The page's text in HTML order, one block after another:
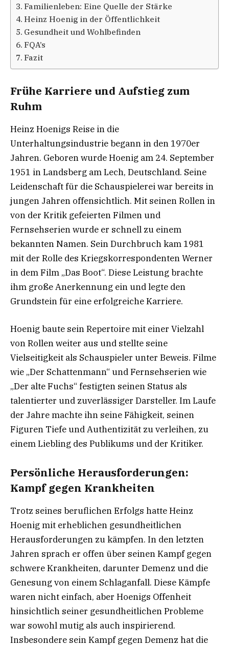
Familienleben: Eine Quelle der Stärke
Heinz Hoenig in der Öffentlichkeit
Gesundheit und Wohlbefinden
FQA’s
Fazit
Frühe Karriere und Aufstieg zum
Ruhm
Heinz Hoenigs Reise in die
Unterhaltungsindustrie begann in den 1970er
Jahren. Geboren wurde Hoenig am 24. September
1951 in Landsberg am Lech, Deutschland. Seine
Leidenschaft für die Schauspielerei war bereits in
jungen Jahren offensichtlich. Mit seinen Rollen in
von der Kritik gefeierten Filmen und
Fernsehserien wurde er schnell zu einem
bekannten Namen. Sein Durchbruch kam 1981
mit der Rolle des Kriegskorrespondenten Werner
in dem Film „Das Boot“. Diese Leistung brachte
ihm große Anerkennung ein und legte den
Grundstein für eine erfolgreiche Karriere.
Hoenig baute sein Repertoire mit einer Vielzahl
von Rollen weiter aus und stellte seine
Vielseitigkeit als Schauspieler unter Beweis. Filme
wie „Der Schattenmann“ und Fernsehserien wie
„Der alte Fuchs“ festigten seinen Status als
talentierter und zuverlässiger Darsteller. Im Laufe
der Jahre machte ihn seine Fähigkeit, seinen
Figuren Tiefe und Authentizität zu verleihen, zu
einem Liebling des Publikums und der Kritiker.
Persönliche Herausforderungen:
Kampf gegen Krankheiten
Trotz seines beruflichen Erfolgs hatte Heinz
Hoenig mit erheblichen gesundheitlichen
Herausforderungen zu kämpfen. In den letzten
Jahren sprach er offen über seinen Kampf gegen
schwere Krankheiten, darunter Demenz und die
Genesung von einem Schlaganfall. Diese Kämpfe
waren nicht einfach, aber Hoenigs Offenheit
hinsichtlich seiner gesundheitlichen Probleme
war sowohl mutig als auch inspirierend.
Insbesondere sein Kampf gegen Demenz hat die